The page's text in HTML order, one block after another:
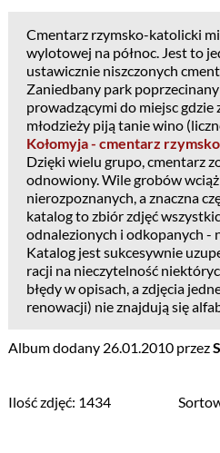
Cmentarz rzymsko-katolicki
wylotowej na północ. Jest to
ustawicznie niszczonych
Zaniedbany park
prowadzącymi do miejsc gdzie
młodzieży piją tanie wino
Kołomyja - cmentarz
Dzięki wielu grupo, cmentarz
odnowiony. Wile grobów
nierozpoznanych, a znaczna
katalog to zbiór zdjęć
odnalezionych i odkopanych -
Katalog jest sukcesywnie
racji na nieczytelność
błędy w opisach, a zdjęcia
renowacji) nie znajdują się
Album dodany 26.01.2010 przez
Ilość zdjęć: 1434